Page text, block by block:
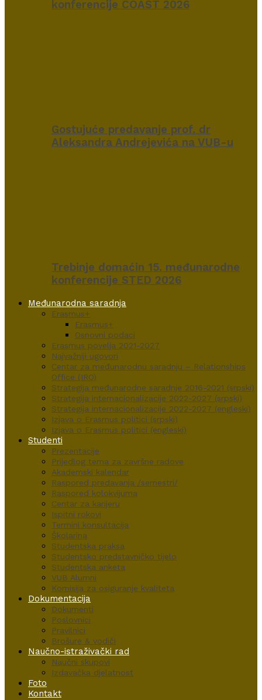
konferencije COAST 2026
Gostujuće predavanje prof. dr
Aleksandra Andrejevića na VUB-u
Trebinje domaćin 15. međunarodne
konferencije STED 2026
Međunarodna saradnja
Erasmus+
Erasmus+
Osnovni podaci
Erasmus povelja 2021-2027
Najvažniji ugovori
Centar za međunarodnu saradnju – Relationships
Office (IRO)
Strategija međunarodne saradnje 2016-2021 (srpski)
Strategija internacionalizacije 2022-2027 (srpski)
Strategija internacionalizacije 2022-2027 (engleski)
Izjava o Erasmus politici (srpski)
Izjava o Erasmus politici (engleski)
Studenti
Prezentacije
Prijedlog tema za završne radove
Akademski kalendar
Raspored predavanja /semestri/
Raspored kolokvijuma
Centar za karijeru
Ispitni rokovi
Termini konsultacija
Školarina
Studentska praksa
Studentsko predstavničko tijelo
Studentska anketa
VUB Alumni
Komisija za osiguranje kvaliteta
Dokumentacija
Dokumenti
Poslovnici
Pravilnici
Brošure & vodiči
Naučno-istraživački rad
Naučni skupovi
Izdavačka djelatnost
Foto
Kontakt